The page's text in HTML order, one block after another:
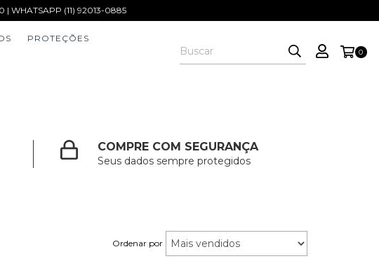
| WHATSAPP (11) 92013-0885
PROTEÇÕES
0
COMPRE COM SEGURANÇA
Seus dados sempre protegidos
Ordenar por